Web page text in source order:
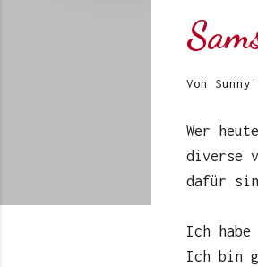
Von
Wer
diverse
dafür
Ich
Ich bin